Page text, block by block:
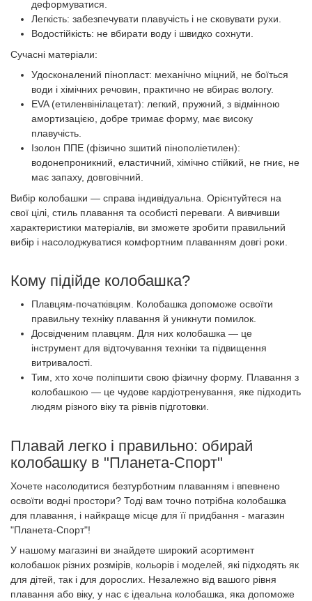
деформуватися.
Легкість: забезпечувати плавучість і не сковувати рухи.
Водостійкість: не вбирати воду і швидко сохнути.
Сучасні матеріали:
Удосконалений пінопласт: механічно міцний, не боїться
води і хімічних речовин, практично не вбирає вологу.
EVA (етиленвінілацетат): легкий, пружний, з відмінною
амортизацією, добре тримає форму, має високу
плавучість.
Ізолон ППЕ (фізично зшитий пінополіетилен):
водонепроникний, еластичний, хімічно стійкий, не гниє, не
має запаху, довговічний.
Вибір колобашки — справа індивідуальна. Орієнтуйтеся на
свої цілі, стиль плавання та особисті переваги. А вивчивши
характеристики матеріалів, ви зможете зробити правильний
вибір і насолоджуватися комфортним плаванням довгі роки.
Кому підійде колобашка?
Плавцям-початківцям. Колобашка допоможе освоїти
правильну техніку плавання й уникнути помилок.
Досвідченим плавцям. Для них колобашка — це
інструмент для відточування техніки та підвищення
витривалості.
Тим, хто хоче поліпшити свою фізичну форму. Плавання з
колобашкою — це чудове кардіотренування, яке підходить
людям різного віку та рівнів підготовки.
Плавай легко і правильно: обирай
колобашку в "Планета-Спорт"
Хочете насолодитися безтурботним плаванням і впевнено
освоїти водні простори? Тоді вам точно потрібна колобашка
для плавання, і найкраще місце для її придбання - магазин
"Планета-Спорт"!
У нашому магазині ви знайдете широкий асортимент
колобашок різних розмірів, кольорів і моделей, які підходять як
для дітей, так і для дорослих. Незалежно від вашого рівня
плавання або віку, у нас є ідеальна колобашка, яка допоможе